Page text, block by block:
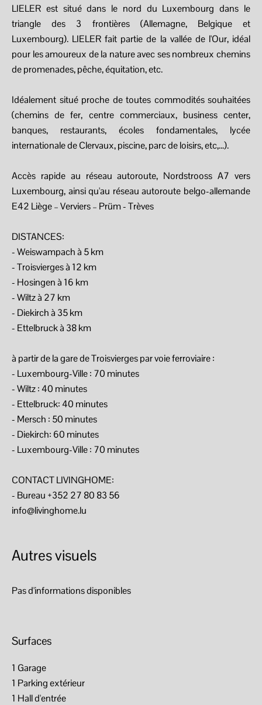
LIELER est situé dans le nord du Luxembourg dans le
triangle des 3 frontières (Allemagne, Belgique et
Luxembourg). LIELER fait partie de la vallée de l'Our, idéal
pour les amoureux de la nature avec ses nombreux chemins
de promenades, pêche, équitation, etc.
Idéalement situé proche de toutes commodités souhaitées
(chemins de fer, centre commerciaux, business center,
banques, restaurants, écoles fondamentales, lycée
internationale de Clervaux, piscine, parc de loisirs, etc,…).
Accès rapide au réseau autoroute, Nordstrooss A7 vers
Luxembourg, ainsi qu'au réseau autoroute belgo-allemande
E42 Liège – Verviers – Prüm - Trèves
DISTANCES:
- Weiswampach à 5 km
- Troisvierges à 12 km
- Hosingen à 16 km
- Wiltz à 27 km
- Diekirch à 35 km
- Ettelbruck à 38 km
à partir de la gare de Troisvierges par voie ferroviaire :
- Luxembourg-Ville : 70 minutes
- Wiltz : 40 minutes
- Ettelbruck: 40 minutes
- Mersch : 50 minutes
- Diekirch: 60 minutes
- Luxembourg-Ville : 70 minutes
CONTACT LIVINGHOME:
- Bureau +352 27 80 83 56
info@livinghome.lu
Autres visuels
Pas d'informations disponibles
Surfaces
1 Garage
1 Parking extérieur
1 Hall d'entrée